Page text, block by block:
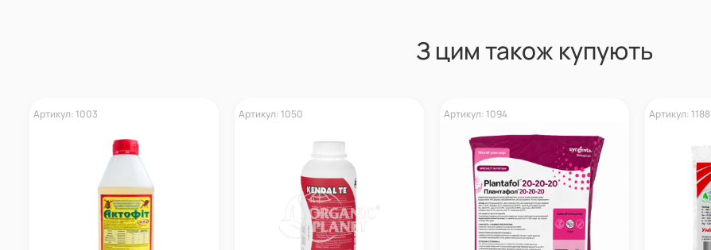
З цим також купують
Артикул: 1003 Артикул: 1050 Артикул: 1094 Артикул: 1188